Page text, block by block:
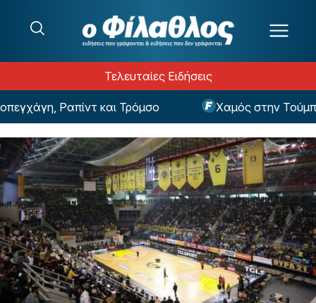
Τελευταίες Ειδήσεις
Ραπίντ και Τρόμσο Χαμός στην Τούμπα: